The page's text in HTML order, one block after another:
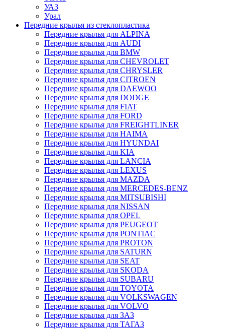
УАЗ
Урал
Передние крылья из стеклопластика
Передние крылья для ALPINA
Передние крылья для AUDI
Передние крылья для BMW
Передние крылья для CHEVROLET
Передние крылья для CHRYSLER
Передние крылья для CITROEN
Передние крылья для DAEWOO
Передние крылья для DODGE
Передние крылья для FIAT
Передние крылья для FORD
Передние крылья для FREIGHTLINER
Передние крылья для HAIMA
Передние крылья для HYUNDAI
Передние крылья для KIA
Передние крылья для LANCIA
Передние крылья для LEXUS
Передние крылья для MAZDA
Передние крылья для MERCEDES-BENZ
Передние крылья для MITSUBISHI
Передние крылья для NISSAN
Передние крылья для OPEL
Передние крылья для PEUGEOT
Передние крылья для PONTIAC
Передние крылья для PROTON
Передние крылья для SATURN
Передние крылья для SEAT
Передние крылья для SKODA
Передние крылья для SUBARU
Передние крылья для TOYOTA
Передние крылья для VOLKSWAGEN
Передние крылья для VOLVO
Передние крылья для ЗАЗ
Передние крылья для ТАГАЗ